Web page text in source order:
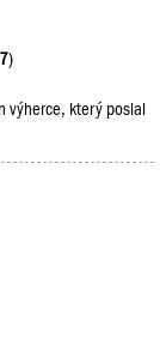
7)
výherce, který poslal